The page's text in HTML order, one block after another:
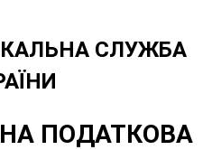
СЛУЖБА
ПОДАТКОВА